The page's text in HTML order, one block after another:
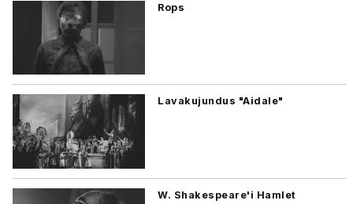
Rops
Lavakujundus "Aidale"
W. Shakespeare'i Hamlet